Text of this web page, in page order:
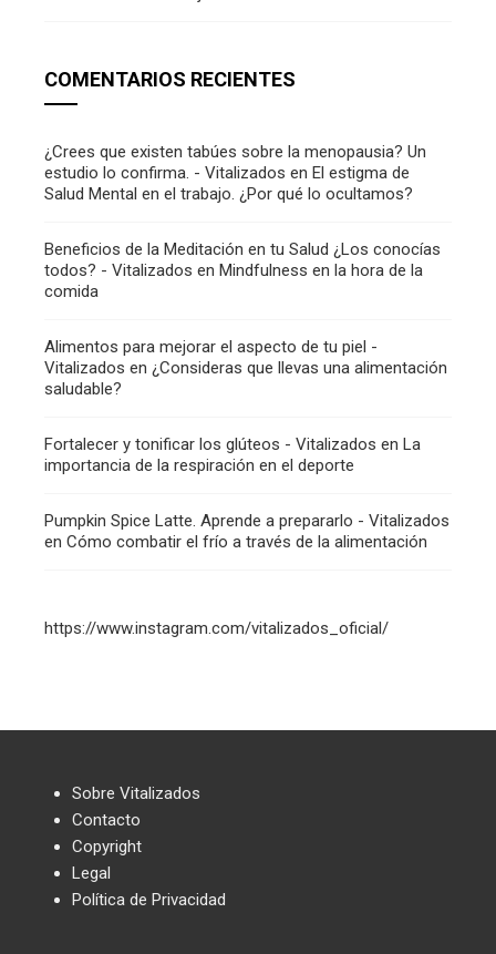
COMENTARIOS RECIENTES
¿Crees que existen tabúes sobre la menopausia? Un
estudio lo confirma. - Vitalizados en El estigma de
Salud Mental en el trabajo. ¿Por qué lo ocultamos?
Beneficios de la Meditación en tu Salud ¿Los conocías
todos? - Vitalizados en Mindfulness en la hora de la
comida
Alimentos para mejorar el aspecto de tu piel -
Vitalizados en ¿Consideras que llevas una alimentación
saludable?
Fortalecer y tonificar los glúteos - Vitalizados en La
importancia de la respiración en el deporte
Pumpkin Spice Latte. Aprende a prepararlo - Vitalizados
en Cómo combatir el frío a través de la alimentación
https://www.instagram.com/vitalizados_oficial/
Sobre Vitalizados
Contacto
Copyright
Legal
Política de Privacidad